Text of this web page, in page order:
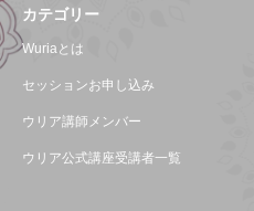
カテゴリー
Wuriaとは
セッションお申し込み
ウリア講師メンバー
ウリア公式講座受講者一覧